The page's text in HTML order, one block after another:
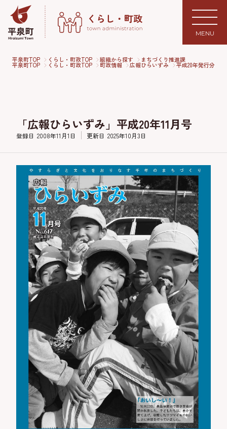
MENU
平泉町TOP くらし・町政TOP 組織から探す まちづくり推進課
平泉町TOP くらし・町政TOP 町政情報 広報ひらいずみ 平成20年発行分
「広報ひらいずみ」平成20年11月号
登録日 2008年11月1日 更新日 2025年10月3日